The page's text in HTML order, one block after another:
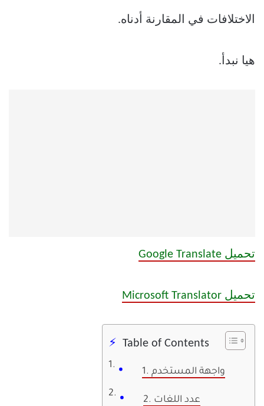
الاختلافات في المقارنة أدناه.
هيا نبدأ.
تحميل Google Translate
تحميل Microsoft Translator
Table of Contents
1. واجهة المستخدم
2. عدد اللغات